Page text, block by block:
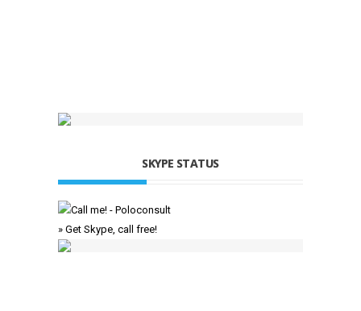
SKYPE STATUS
» Get Skype, call free!